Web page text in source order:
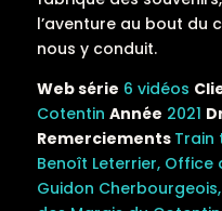
l’aventure au bout du
nous y conduit.
Web série 6 vidéos
Cotentin Année 2021
Remerciements Train
Benoît Leterrier, Office
Guidon